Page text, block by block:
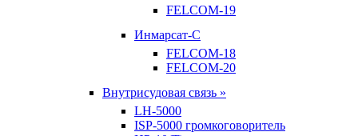
FELCOM-19
Инмарсат-С
FELCOM-18
FELCOM-20
Внутрисудовая связь »
LH-5000
ISP-5000 громкоговоритель